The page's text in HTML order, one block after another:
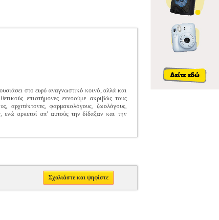
στο ευρύ αναγνωστικό κοινό, αλλά και
επιστήμονες εννοούμε ακριβώς τους
αρχιτέκτονες, φαρμακολόγους, ζωολόγους,
αρκετοί απ' αυτούς την δίδαξαν και την
Σχολιάστε και ψηφίστε